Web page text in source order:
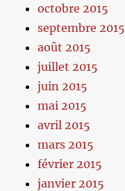
octobre 2015
septembre 2015
août 2015
juillet 2015
juin 2015
mai 2015
avril 2015
mars 2015
février 2015
janvier 2015